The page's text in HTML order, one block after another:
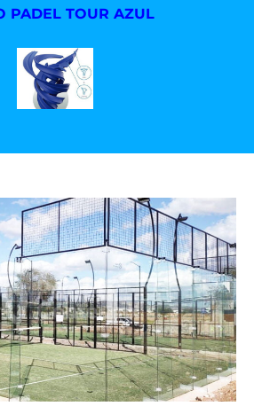
PADEL TOUR AZUL